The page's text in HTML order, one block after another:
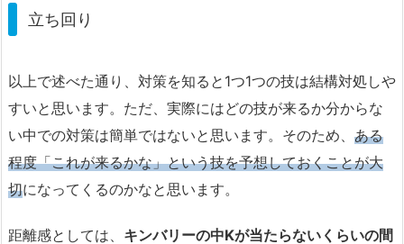
立ち回り
以上で述べた通り、対策を知ると1つ1つの技は結構対処しや
すいと思います。ただ、実際にはどの技が来るか分からな
い中での対策は簡単ではないと思います。そのため、 ある
程度「これが来るかな」という技を予想しておくことが大
切になってくるのかなと思います。
距離感としては、 キンバリーの中Kが当たらないくらいの間